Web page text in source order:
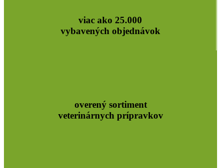
viac ako 25.000
vybavených objednávok
overený sortiment
veterinárnych prípravkov